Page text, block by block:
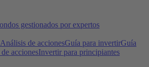
gestionados por expertos
Análisis de accionesGuía para invertirGuía
accionesInvertir para principiantes